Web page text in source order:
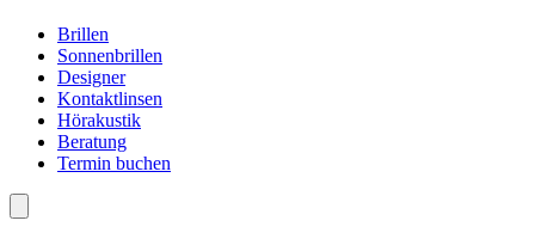
Brillen
Sonnenbrillen
Designer
Kontaktlinsen
Hörakustik
Beratung
Termin buchen